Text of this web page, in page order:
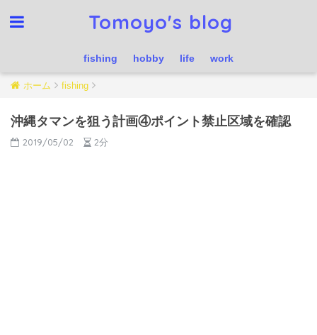
Tomoyo's blog
fishing hobby life work
ホーム fishing
沖縄タマンを狙う計画④ポイント禁止区域を確認
2019/05/02 2分